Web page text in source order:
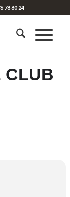
78 80 24
CLUB